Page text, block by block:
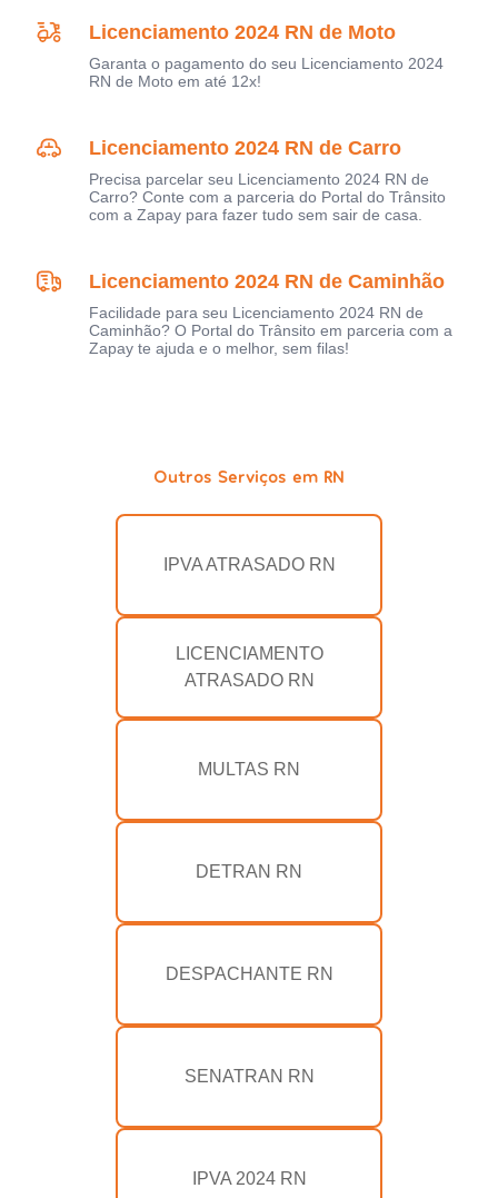
Licenciamento 2024 RN de Moto
Garanta o pagamento do seu Licenciamento 2024
RN de Moto em até 12x!
Licenciamento 2024 RN de Carro
Precisa parcelar seu Licenciamento 2024 RN de
Carro? Conte com a parceria do Portal do Trânsito
com a Zapay para fazer tudo sem sair de casa.
Licenciamento 2024 RN de Caminhão
Facilidade para seu Licenciamento 2024 RN de
Caminhão? O Portal do Trânsito em parceria com a
Zapay te ajuda e o melhor, sem filas!
Outros Serviços em RN
IPVA ATRASADO RN
LICENCIAMENTO
ATRASADO RN
MULTAS RN
DETRAN RN
DESPACHANTE RN
SENATRAN RN
IPVA 2024 RN